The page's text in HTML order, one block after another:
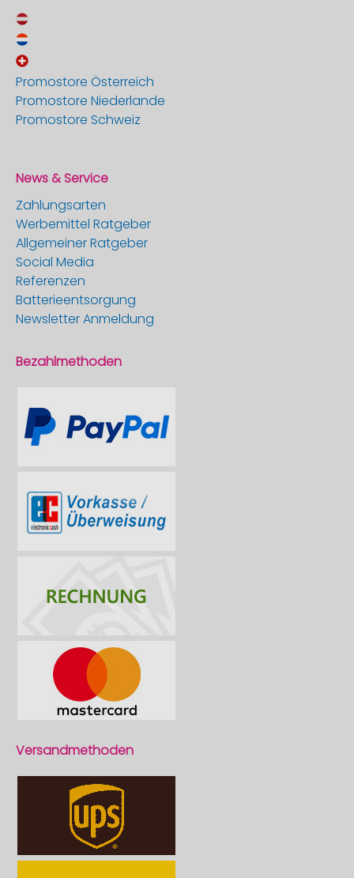
Promostore Österreich
Promostore Niederlande
Promostore Schweiz
News & Service
Zahlungsarten
Werbemittel Ratgeber
Allgemeiner Ratgeber
Social Media
Referenzen
Batterieentsorgung
Newsletter Anmeldung
Bezahlmethoden
Versandmethoden